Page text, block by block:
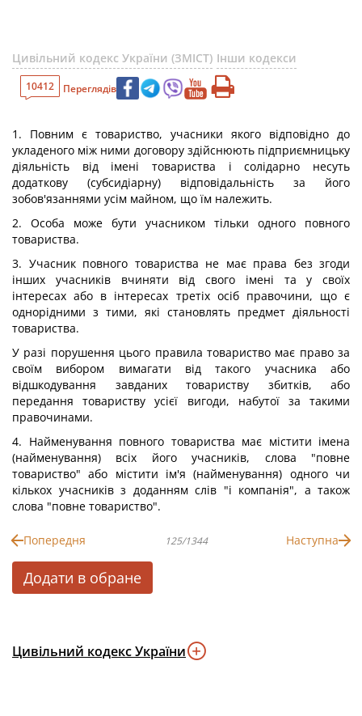
Цивільний кодекс України (ЗМІСТ) Інши кодекси
10412 Переглядів
1. Повним є товариство, учасники якого відповідно до
укладеного між ними договору здійснюють підприємницьку
діяльність від імені товариства і солідарно несуть
додаткову (субсидіарну) відповідальність за його
зобов'язаннями усім майном, що їм належить.
2. Особа може бути учасником тільки одного повного
товариства.
3. Учасник повного товариства не має права без згоди
інших учасників вчиняти від свого імені та у своїх
інтересах або в інтересах третіх осіб правочини, що є
однорідними з тими, які становлять предмет діяльності
товариства.
У разі порушення цього правила товариство має право за
своїм вибором вимагати від такого учасника або
відшкодування завданих товариству збитків, або
передання товариству усієї вигоди, набутої за такими
правочинами.
4. Найменування повного товариства має містити імена
(найменування) всіх його учасників, слова "повне
товариство" або містити ім'я (найменування) одного чи
кількох учасників з доданням слів "і компанія", а також
слова "повне товариство".
Попередня 125/1344 Наступна
Додати в обране
Цивільний кодекс України